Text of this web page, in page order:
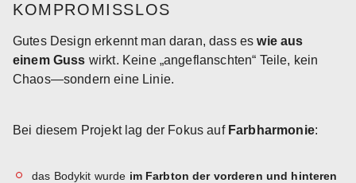
KOMPROMISSLOS
Gutes Design erkennt man daran, dass eswie aus
einem Guss wirkt. Keine „angeflanschten“ Teile, kein
Chaos—sondern eine Linie.
Bei diesem Projekt lag der Fokus auf Farbharmonie:
das Bodykit wurde im Farbton der vorderen und hinteren